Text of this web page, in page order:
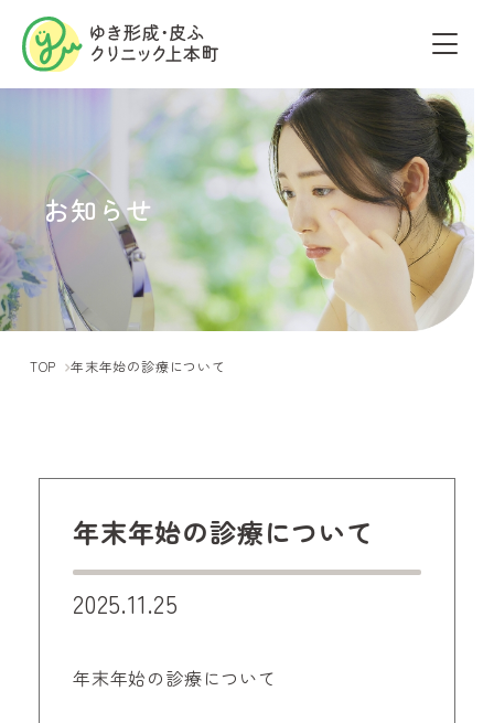
お知らせ
TOP 年末年始の診療について
年末年始の診療について
2025.11.25
年末年始の診療について